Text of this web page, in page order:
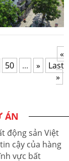
«
50 ... »
Last
»
ÁN
động sản Việt
cậy của hàng
vực bất